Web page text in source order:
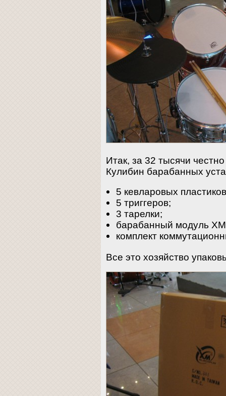
Итак, за 32 тысячи
Кулибин барабанных
5 кевларовых
5 триггеров;
3 тарелки;
барабанный модуль
комплект
Все это хозяйство